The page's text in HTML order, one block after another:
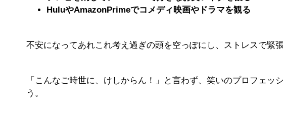
HuluやAmazonPrimeでコメディ映画やドラマを観る
不安になってあれこれ考え過ぎの頭を空っぽにし、ストレスで緊
「こんなご時世に、けしからん！」と言わず、笑いのプロフェッ
う。